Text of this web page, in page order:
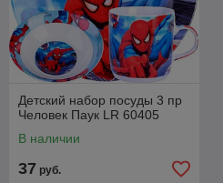
Детский набор посуды 3 пр
Человек Паук LR 60405
В наличии
37 руб.